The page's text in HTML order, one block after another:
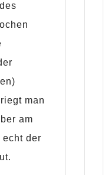
man
am
echt der